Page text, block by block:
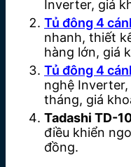
Inverter, giá
Tủ đông 4
nhanh, thiết
hàng lớn, giá
Tủ đông 4
nghệ
tháng, giá
Tadashi TD-
điều khiển
đồng.